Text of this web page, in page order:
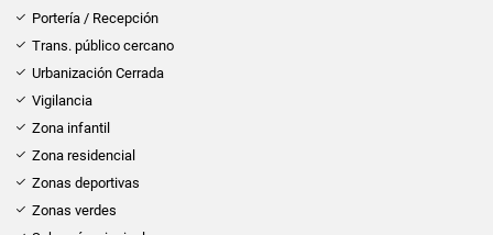
Portería / Recepción
Trans. público cercano
Urbanización Cerrada
Vigilancia
Zona infantil
Zona residencial
Zonas deportivas
Zonas verdes